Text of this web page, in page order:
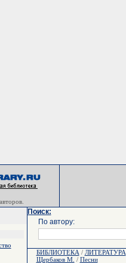
авторов.
Поиск:
По автору:
БИБЛИОТЕКА / ЛИТЕРАТУРА
Щербаков М. / Песни